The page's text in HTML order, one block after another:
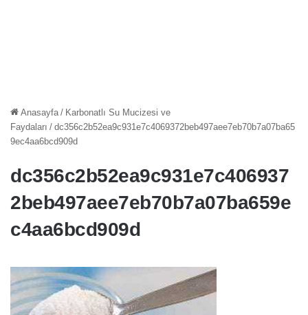
Anasayfa / Karbonatlı Su Mucizesi ve
Faydaları / dc356c2b52ea9c931e7c4069372beb497aee7eb70b7a07ba65
9ec4aa6bcd909d
dc356c2b52ea9c931e7c406937
2beb497aee7eb70b7a07ba659e
c4aa6bcd909d